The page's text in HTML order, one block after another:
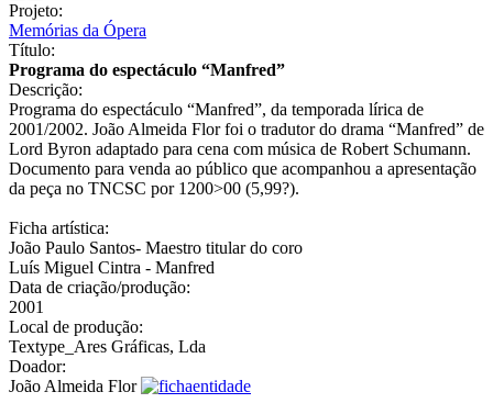
Projeto:
Memórias da Ópera
Título:
Programa do espectáculo “Manfred”
Descrição:
Programa do espectáculo “Manfred”, da temporada lírica de
2001/2002. João Almeida Flor foi o tradutor do drama “Manfred” de
Lord Byron adaptado para cena com música de Robert Schumann.
Documento para venda ao público que acompanhou a apresentação
da peça no TNCSC por 1200>00 (5,99?).
Ficha artística:
João Paulo Santos- Maestro titular do coro
Luís Miguel Cintra - Manfred
Data de criação/produção:
2001
Local de produção:
Textype_Ares Gráficas, Lda
Doador:
João Almeida Flor